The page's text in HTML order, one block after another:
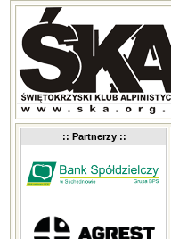
:: Partnerzy ::